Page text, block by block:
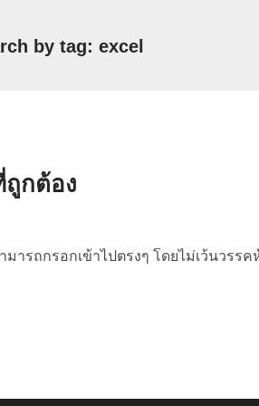
by tag: excel
กต้อง
ารถกรอกเข้าไปตรงๆ โดยไม่เว้นวรรค